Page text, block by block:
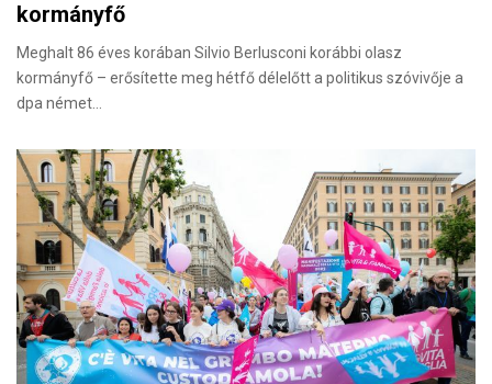
kormányfő
Meghalt 86 éves korában Silvio Berlusconi korábbi olasz
kormányfő – erősítette meg hétfő délelőtt a politikus szóvivője a
dpa német…